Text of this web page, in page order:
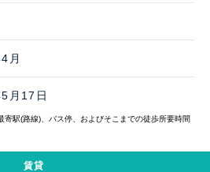
月
月17日
駅(路線)、バス停、およびそこまでの徒歩所要時間
賃貸